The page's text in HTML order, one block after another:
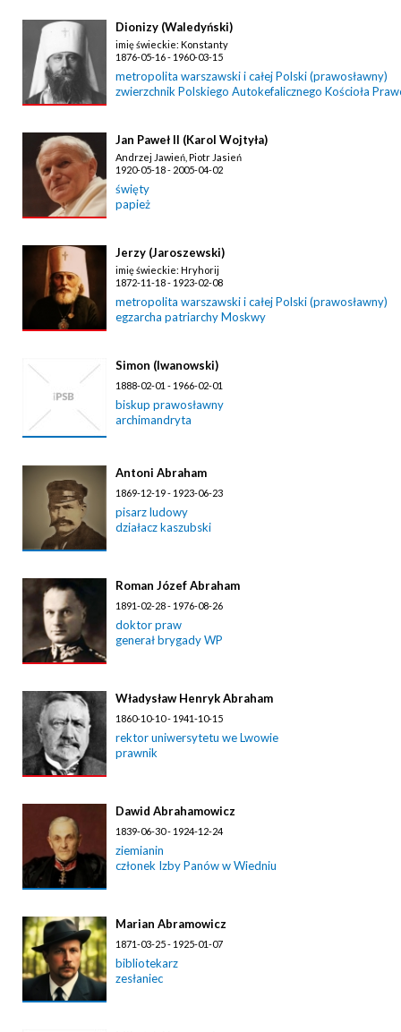
Dionizy (Waledyński)
imię świeckie: Konstanty
1876-05-16 - 1960-03-15
metropolita warszawski i całej Polski (prawosławny)
zwierzchnik Polskiego Autokefalicznego Kościoła
Jan Paweł II (Karol Wojtyła)
Andrzej Jawień, Piotr Jasień
1920-05-18 - 2005-04-02
święty
papież
Jerzy (Jaroszewski)
imię świeckie: Hryhorij
1872-11-18 - 1923-02-08
metropolita warszawski i całej Polski (prawosławny)
egzarcha patriarchy Moskwy
Simon (Iwanowski)
1888-02-01 - 1966-02-01
biskup prawosławny
archimandryta
Antoni Abraham
1869-12-19 - 1923-06-23
pisarz ludowy
działacz kaszubski
Roman Józef Abraham
1891-02-28 - 1976-08-26
doktor praw
generał brygady WP
Władysław Henryk Abraham
1860-10-10 - 1941-10-15
rektor uniwersytetu we Lwowie
prawnik
Dawid Abrahamowicz
1839-06-30 - 1924-12-24
ziemianin
członek Izby Panów w Wiedniu
Marian Abramowicz
1871-03-25 - 1925-01-07
bibliotekarz
zesłaniec